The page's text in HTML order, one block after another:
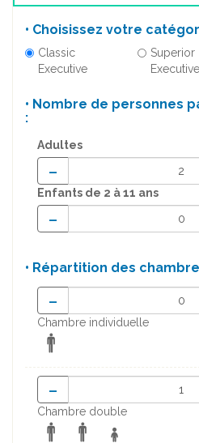
• Choisissez votre
Classic
Executive
Superior
Executive
• Nombre de personnes
:
Adultes
-
Enfants de 2 à 11 ans
-
• Répartition des
-
Chambre individuelle
-
Chambre double